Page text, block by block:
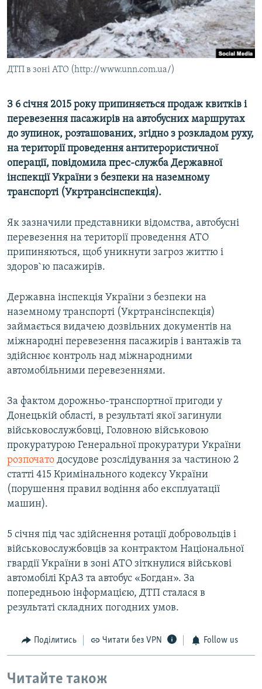
ВІДЕОУРОКИ «ELIFBE»
СВІДЧЕННЯ ОКУПАЦІЇ
УКРАЇНСЬКА ПРОБЛЕМА КРИМУ
ІНФОГРАФІКА
Русский
Qırımtatar
ДОЛУЧАЙСЯ!
Усі сайти RFE/RL
ДТП в зоні АТО (http://www.unn.com.ua/)
З 6 січня 2015 року припиняється продаж квитків і
перевезення пасажирів на автобусних маршрутах
до зупинок, розташованих, згідно з розкладом руху,
на території проведення антитерористичної
операції, повідомила прес-служба Державної
інспекції України з безпеки на наземному
транспорті (Укртрансінспекція).
Як зазначили представники відомства, автобусні
перевезення на території проведення АТО
припиняються, щоб уникнути загроз життю і
здоров`ю пасажирів.
Державна інспекція України з безпеки на
наземному транспорті (Укртрансінспекція)
займається видачею дозвільних документів на
міжнародні перевезення пасажирів і вантажів та
здійснює контроль над міжнародними
автомобільними перевезеннями.
За фактом дорожньо-транспортної пригоди у
Донецькій області, в результаті якої загинули
військовослужбовці, Головною військовою
прокуратурою Генеральної прокуратури України
розпочато досудове розслідування за частиною 2
статті 415 Кримінального кодексу України
(порушення правил водіння або експлуатації
машин).
5 січня під час здійснення ротації добровольців і
військовослужбовців за контрактом Національної
гвардії України в зоні АТО зіткнулися військові
автомобілі КрАЗ та автобус «Богдан». За
попередньою інформацією, ДТП сталася в
результаті складних погодних умов.
Поділитись Читати без VPN Follow us
Читайте також